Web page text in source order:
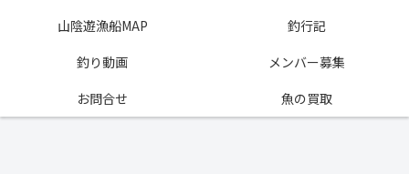
山陰遊漁船MAP
釣行記
釣り動画
メンバー募集
お問合せ
魚の買取